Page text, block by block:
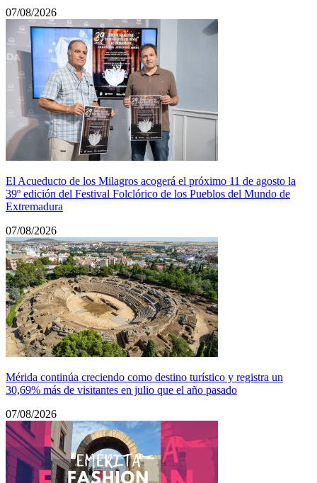
07/08/2026
El Acueducto de los Milagros acogerá el próximo 11 de agosto la
39º edición del Festival Folclórico de los Pueblos del Mundo de
Extremadura
07/08/2026
Mérida continúa creciendo como destino turístico y registra un
30,69% más de visitantes en julio que el año pasado
07/08/2026